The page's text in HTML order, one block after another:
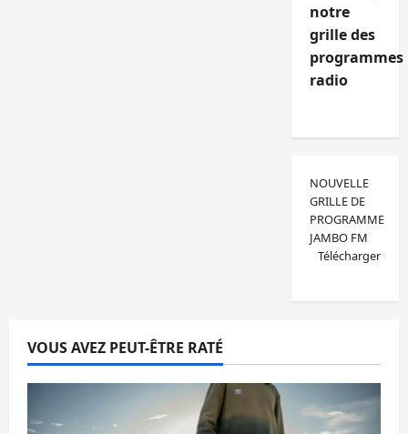
notre
grille des
programmes
radio
NOUVELLE
GRILLE DE
PROGRAMME
JAMBO FM
Télécharger
VOUS AVEZ PEUT-ÊTRE RATÉ